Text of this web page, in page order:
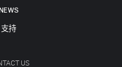
NEWS
支持
US